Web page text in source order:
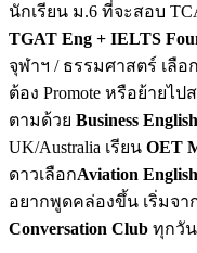
นักเรียน ม.6 ที่จะสอบ
TGAT Eng + IELTS
จุฬาฯ / ธรรมศาสตร์ เลือก
ต้อง Promote หรือย้ายไป
ตามด้วย Business English
UK/Australia เรียน OET
ดาวเลือกAviation
อยากพูดคล่องขึ้น เริ่มจา
Conversation Club ทุกวัน